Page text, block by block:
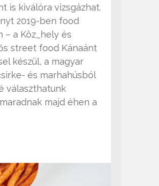
is kiválóra vizsgázhat.
2019-ben food
a Köz_hely és
street food Kánaánt
készül, a magyar
és marhahúsból
választhatunk
majd éhen a